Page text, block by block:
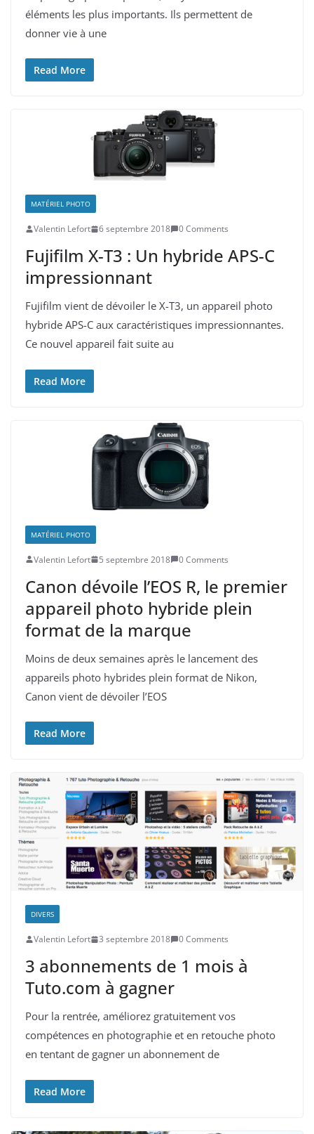
éléments les plus importants. Ils permettent de
donner vie à une
Read More
MATÉRIEL PHOTO
Valentin Lefort 6 septembre 2018 0 Comments
Fujifilm X-T3 : Un hybride APS-C
impressionnant
Fujifilm vient de dévoiler le X-T3, un appareil photo
hybride APS-C aux caractéristiques impressionnantes.
Ce nouvel appareil fait suite au
Read More
MATÉRIEL PHOTO
Valentin Lefort 5 septembre 2018 0 Comments
Canon dévoile l’EOS R, le premier
appareil photo hybride plein
format de la marque
Moins de deux semaines après le lancement des
appareils photo hybrides plein format de Nikon,
Canon vient de dévoiler l’EOS
Read More
DIVERS
Valentin Lefort 3 septembre 2018 0 Comments
3 abonnements de 1 mois à
Tuto.com à gagner
Pour la rentrée, améliorez gratuitement vos
compétences en photographie et en retouche photo
en tentant de gagner un abonnement de
Read More